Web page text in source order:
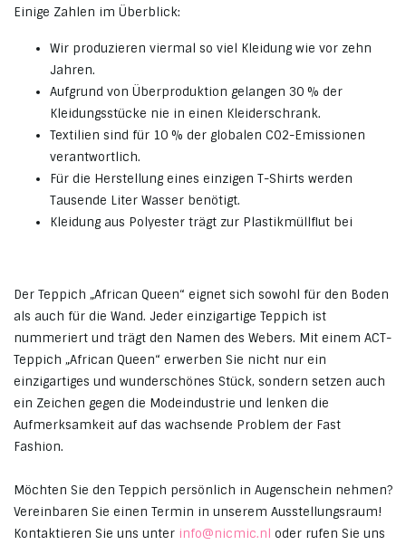
Einige Zahlen im Überblick:
Wir produzieren viermal so viel Kleidung wie vor zehn
Jahren.
Aufgrund von Überproduktion gelangen 30 % der
Kleidungsstücke nie in einen Kleiderschrank.
Textilien sind für 10 % der globalen CO2-Emissionen
verantwortlich.
Für die Herstellung eines einzigen T-Shirts werden
Tausende Liter Wasser benötigt.
Kleidung aus Polyester trägt zur Plastikmüllflut bei
Der Teppich „African Queen“ eignet sich sowohl für den Boden
als auch für die Wand. Jeder einzigartige Teppich ist
nummeriert und trägt den Namen des Webers. Mit einem ACT-
Teppich „African Queen“ erwerben Sie nicht nur ein
einzigartiges und wunderschönes Stück, sondern setzen auch
ein Zeichen gegen die Modeindustrie und lenken die
Aufmerksamkeit auf das wachsende Problem der Fast
Fashion.
Möchten Sie den Teppich persönlich in Augenschein nehmen?
Vereinbaren Sie einen Termin in unserem Ausstellungsraum!
Kontaktieren Sie uns unter info@nicmic.nl oder rufen Sie uns